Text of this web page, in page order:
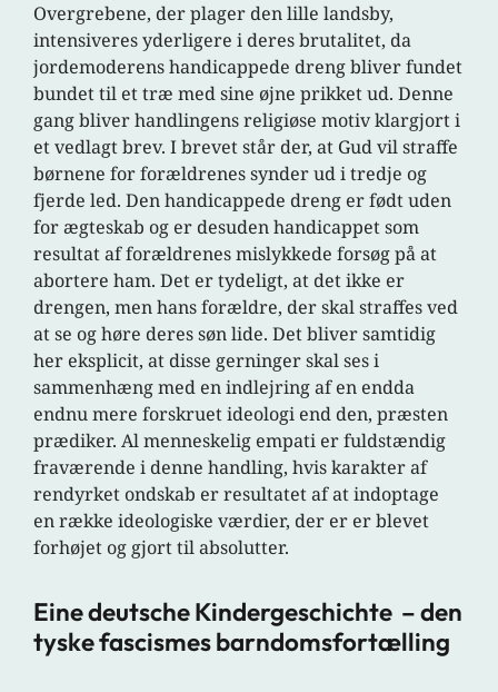
Overgrebene, der plager den lille landsby,
intensiveres yderligere i deres brutalitet, da
jordemoderens handicappede dreng bliver fundet
bundet til et træ med sine øjne prikket ud. Denne
gang bliver handlingens religiøse motiv klargjort i
et vedlagt brev. I brevet står der, at Gud vil straffe
børnene for forældrenes synder ud i tredje og
fjerde led. Den handicappede dreng er født uden
for ægteskab og er desuden handicappet som
resultat af forældrenes mislykkede forsøg på at
abortere ham. Det er tydeligt, at det ikke er
drengen, men hans forældre, der skal straffes ved
at se og høre deres søn lide. Det bliver samtidig
her eksplicit, at disse gerninger skal ses i
sammenhæng med en indlejring af en endda
endnu mere forskruet ideologi end den, præsten
prædiker. Al menneskelig empati er fuldstændig
fraværende i denne handling, hvis karakter af
rendyrket ondskab er resultatet af at indoptage
en række ideologiske værdier, der er er blevet
forhøjet og gjort til absolutter.
Eine deutsche Kindergeschichte – den
tyske fascismes barndomsfortælling